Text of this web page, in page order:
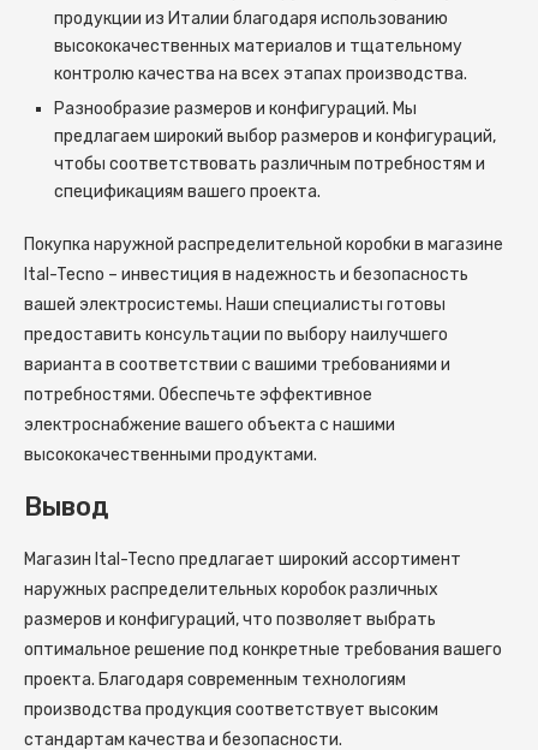
продукции из Италии благодаря использованию
высококачественных материалов и тщательному
контролю качества на всех этапах производства.
Разнообразие размеров и конфигураций. Мы
предлагаем широкий выбор размеров и конфигураций,
чтобы соответствовать различным потребностям и
спецификациям вашего проекта.
Покупка наружной распределительной коробки в магазине
Ital-Tecno – инвестиция в надежность и безопасность
вашей электросистемы. Наши специалисты готовы
предоставить консультации по выбору наилучшего
варианта в соответствии с вашими требованиями и
потребностями. Обеспечьте эффективное
электроснабжение вашего объекта с нашими
высококачественными продуктами.
Вывод
Магазин Ital-Tecno предлагает широкий ассортимент
наружных распределительных коробок различных
размеров и конфигураций, что позволяет выбрать
оптимальное решение под конкретные требования вашего
проекта. Благодаря современным технологиям
производства продукция соответствует высоким
стандартам качества и безопасности.